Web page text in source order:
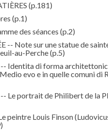
(p.181)
(p.1)
des séances (p.2)
-- Note sur une statue de
au-Perche(p.5)
Identita di forma
evo e in quelle comuni di
Le portrait de Philibert de la
peintre Louis Finson